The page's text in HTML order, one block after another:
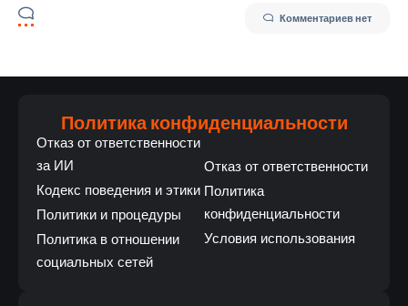
Комментариев нет
Политика конфиденциальности
Отказ от ответственности
за ИИ
Кодекс поведения и этики
Политики и процедуры
Политика в отношении
социальных сетей
Отказ от ответственности
Политика
конфиденциальности
Условия использования